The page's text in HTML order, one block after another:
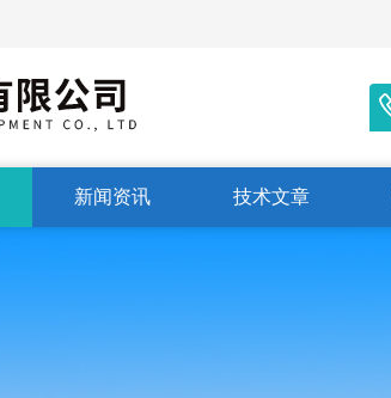
新闻资讯 技术文章